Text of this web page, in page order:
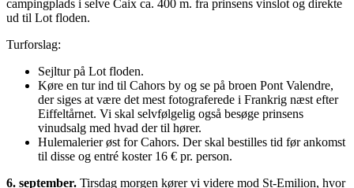
campingplads i selve Caix ca. 400 m. fra prinsens vinslot og direkte
ud til Lot floden.
Turforslag:
Sejltur på Lot floden.
Køre en tur ind til Cahors by og se på broen Pont Valendre,
der siges at være det mest fotograferede i Frankrig næst efter
Eiffeltårnet. Vi skal selvfølgelig også besøge prinsens
vinudsalg med hvad der til hører.
Hulemalerier øst for Cahors. Der skal bestilles tid før ankomst
til disse og entré koster 16 € pr. person.
6. september. Tirsdag morgen kører vi videre mod St-Emilion, hvor